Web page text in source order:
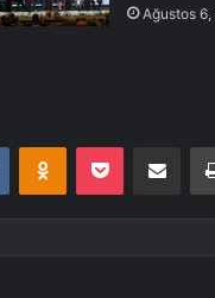
Ağustos
VKontakteOdnoklassniki
Pocket E-Posta ile